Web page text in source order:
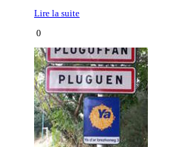
Lire la suite
0